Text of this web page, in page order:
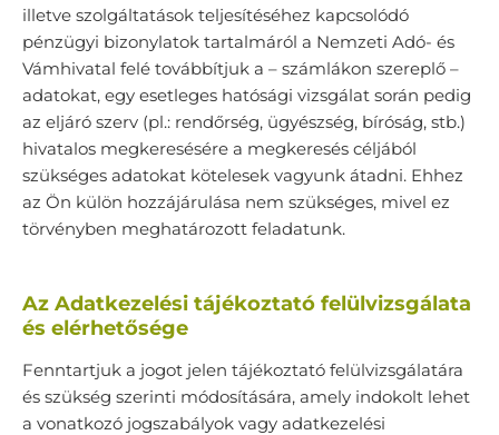
illetve szolgáltatások teljesítéséhez kapcsolódó
pénzügyi bizonylatok tartalmáról a Nemzeti Adó- és
Vámhivatal felé továbbítjuk a – számlákon szereplő –
adatokat, egy esetleges hatósági vizsgálat során pedig
az eljáró szerv (pl.: rendőrség, ügyészség, bíróság, stb.)
hivatalos megkeresésére a megkeresés céljából
szükséges adatokat kötelesek vagyunk átadni. Ehhez
az Ön külön hozzájárulása nem szükséges, mivel ez
törvényben meghatározott feladatunk.
Az Adatkezelési tájékoztató felülvizsgálata
és elérhetősége
Fenntartjuk a jogot jelen tájékoztató felülvizsgálatára
és szükség szerinti módosítására, amely indokolt lehet
a vonatkozó jogszabályok vagy adatkezelési